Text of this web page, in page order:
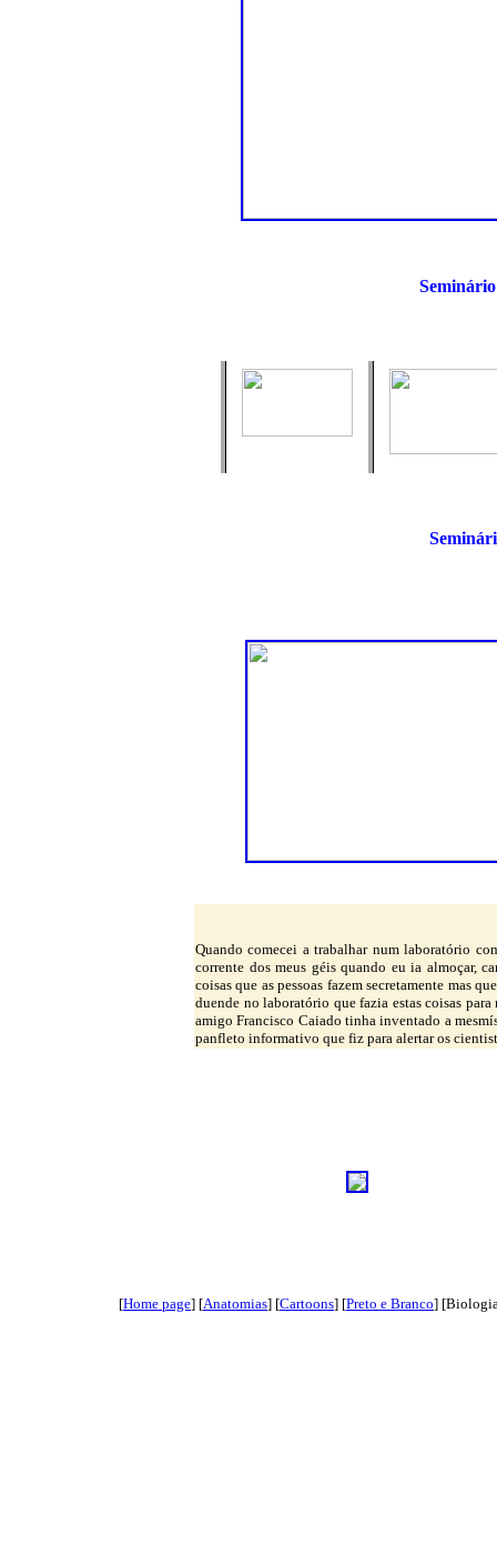
Quando comecei a trabalhar num laboratório
corrente dos meus géis quando eu ia almoçar,
coisas que as pessoas fazem secretamente mas
duende no laboratório que fazia estas coisas
amigo Francisco Caiado tinha inventado a
panfleto informativo que fiz para alertar os
[Home page] [Anatomias] [Cartoons] [Preto e Branco]